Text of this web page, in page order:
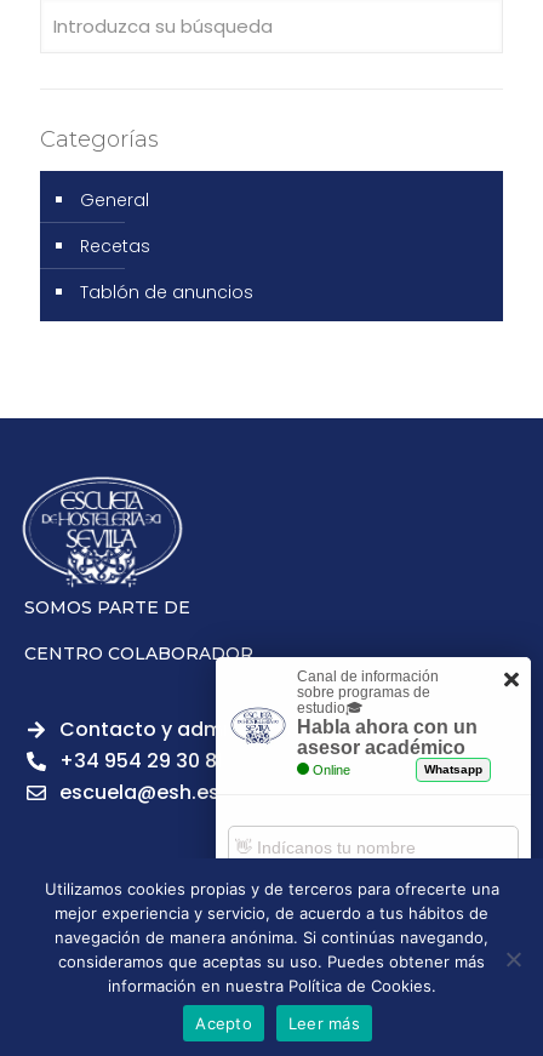
Categorías
General
Recetas
Tablón de anuncios
SOMOS PARTE DE
CENTRO COLABORADOR
Contacto y admisiones
+34 954 29 30 81
escuela@esh.es
Aviso legal Política de Privacidad
Política de Cookies
Política de calidad
Tablón de anuncios
Escuela Superior de Hostelería de Sevilla | 2026 | Todos los
derechos reservados
Utilizamos cookies propias y de terceros para ofrecerte una
mejor experiencia y servicio, de acuerdo a tus hábitos de
navegación de manera anónima. Si continúas navegando,
consideramos que aceptas su uso. Puedes obtener más
información en nuestra Política de Cookies.
Acepto
Leer más
Canal de información
sobre programas de
estudio🎓
Habla ahora con un
asesor académico
Online Whatsapp
Comenzar chat